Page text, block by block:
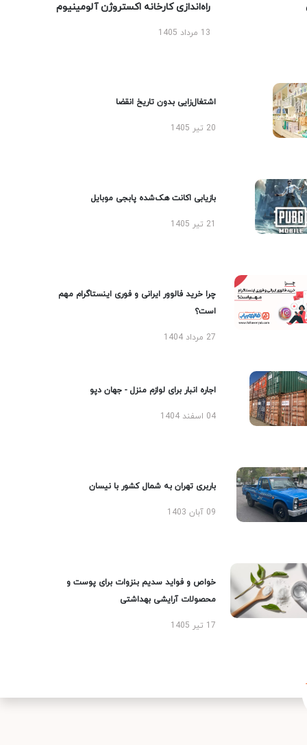
راه‌اندازی کارخانه اکستروژن آلومینیوم
13 مرداد 1405
اشتغال‌زایی بدون تاریخ انقضا
20 تیر 1405
بازیابی اکانت هک‌شده پابجی موبایل
چرا خرید فالوور ایرانی و فوری اینستاگرام مهم
است؟
27 مرداد 1404
اجاره انبار برای لوازم منزل - جهان دپو
04 اسفند 1404
باربری تهران به شمال کشور با نیسان
09 آبان 1403
خواص و فواید سدیم بنزوات برای پوست و
محصولات آرایشی بهداشتی
17 تیر 1405